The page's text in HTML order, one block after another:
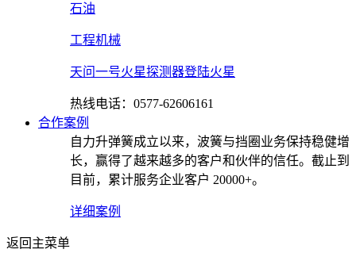
石油
工程机械
天问一号火星探测器登陆火星
热线电话：0577-62606161
合作案例
自力升弹簧成立以来，波簧与挡圈业务保持稳健增
长，赢得了越来越多的客户和伙伴的信任。截止到
目前，累计服务企业客户 20000+。
详细案例
返回主菜单